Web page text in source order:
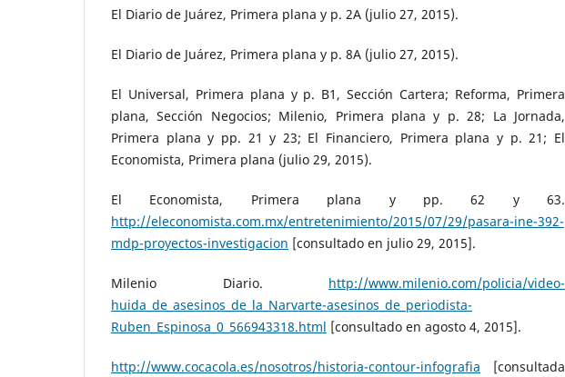
El Diario de Juárez, Primera plana y p. 2A (julio 27, 2015).
El Diario de Juárez, Primera plana y p. 8A (julio 27, 2015).
El Universal, Primera plana y p. B1, Sección Cartera; Reforma, Primera
plana, Sección Negocios; Milenio, Primera plana y p. 28; La Jornada,
Primera plana y pp. 21 y 23; El Financiero, Primera plana y p. 21; El
Economista, Primera plana (julio 29, 2015).
El Economista, Primera plana y pp. 62 y 63.
http://eleconomista.com.mx/entretenimiento/2015/07/29/pasara-ine-392-
mdp-proyectos-investigacion [consultado en julio 29, 2015].
Milenio Diario. http://www.milenio.com/policia/video-
huida_de_asesinos_de_la_Narvarte-asesinos_de_periodista-
Ruben_Espinosa_0_566943318.html [consultado en agosto 4, 2015].
http://www.cocacola.es/nosotros/historia-contour-infografia [consultada